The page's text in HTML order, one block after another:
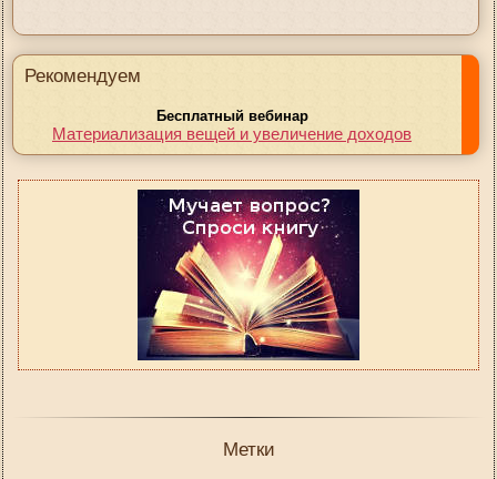
Рекомендуем
Бесплатный вебинар
Материализация вещей и увеличение доходов
Метки